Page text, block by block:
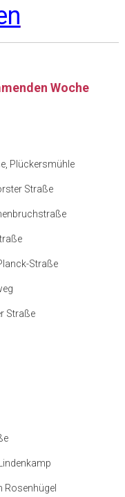
Woche
Plückersmühle
Straße
Straße
Straße
Rosenhügel